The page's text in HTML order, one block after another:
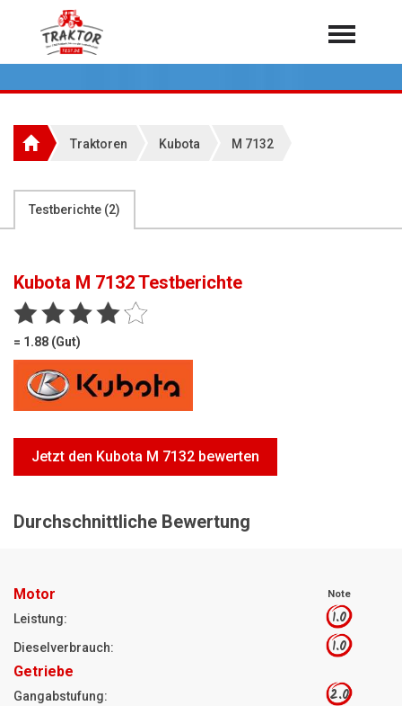
Home
Rundballenpressen
Teleskoplader
Rasentraktoren
Motorsägen
Hoflader
Freischneider
Jetzt Bewerten
Über 7.000 Testberichte
Traktoren Kubota M 7132
Testberichte (2)
Kubota M 7132Testberichte
= 1.88 (Gut)
Jetzt den Kubota M 7132 bewerten
Durchschnittliche Bewertung
Motor Note
Leistung: 1.0
Dieselverbrauch: 1.0
Getriebe
Gangabstufung: 2.0